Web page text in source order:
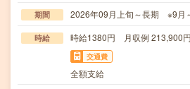
期間 2026年09月上旬～長期 ※9月
時給 時給1380円 月収例 213,900
交通費
全額支給